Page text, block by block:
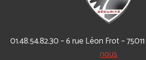
01.48.54.82.30 – 6 rue Léon Frot –
nous